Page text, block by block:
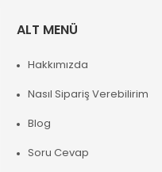
ALT MENÜ
Hakkımızda
Nasıl Sipariş Verebilirim
Blog
Soru Cevap